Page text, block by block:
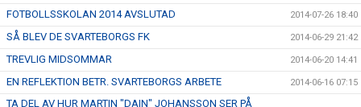
FOTBOLLSSKOLAN 2014 AVSLUTAD 2014-07-26 18:40
SÅ BLEV DE SVARTEBORGS FK 2014-06-29 21:42
TREVLIG MIDSOMMAR 2014-06-20 14:41
EN REFLEKTION BETR. SVARTEBORGS ARBETE 2014-06-16 07:15
TA DEL AV HUR MARTIN "DAIN" JOHANSSON SER PÅ